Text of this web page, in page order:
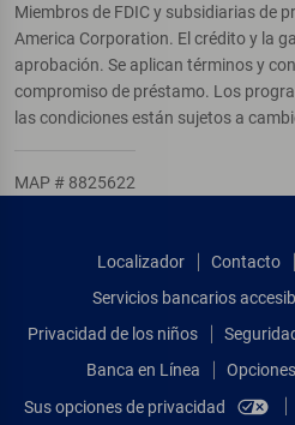
Miembros de FDIC y subsidiarias de
America Corporation. El crédito y la
aprobación. Se aplican términos y
compromiso de préstamo. Los
las condiciones están sujetos a
MAP # 8825622
Localizador Contacto
Servicios bancarios
Privacidad de los niños
Banca en Línea
Sus opciones de privacidad